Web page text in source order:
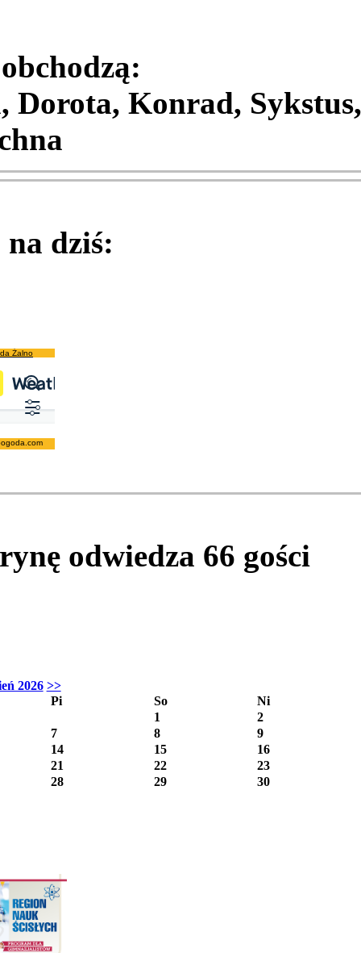
Konrad, Sykstus,
na dziś:
Żalno
odwiedza 66 gości
2026 >>
Pi
So
Ni
1
2
7
8
9
14
15
16
21
22
23
28
29 30